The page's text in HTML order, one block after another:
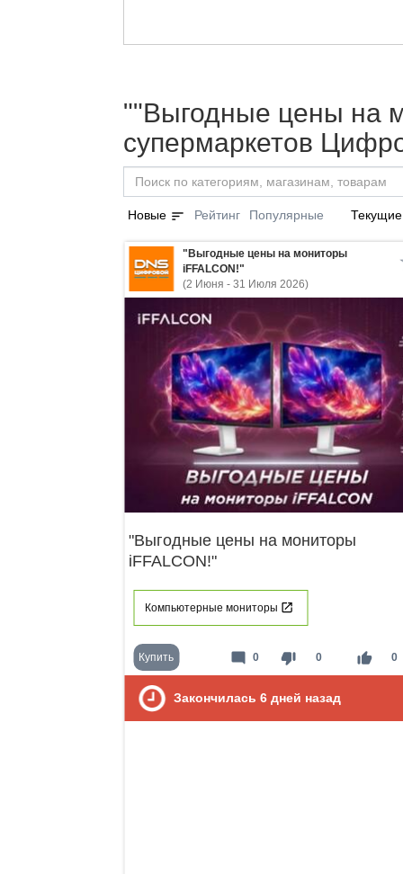
""Выгодные цены на
супермаркетов
Новые sort Рейтинг Популярные Текущие
"Выгодные цены на мониторы
iFFALCON!"
(2 Июня - 31 Июля 2026)
"Выгодные цены на мониторы
iFFALCON!"
Компьютерные мониторы
Купить thumb_down 0 thumb_up 0
mode_comment 0
Закончилась 6 дней назад